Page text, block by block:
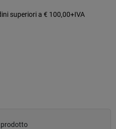
superiori a € 100,00+IVA
prodotto